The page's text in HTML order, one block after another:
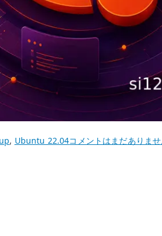
, Ubuntu 22.04Ubuntu
コメントはまだありま